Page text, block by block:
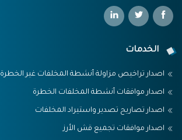
الخدمات
اصدار تراخيص مزاولة أنشطة المخلفات غير الخطرة
اصدار موافقات أنشطة المخلفات الخطرة
اصدار تصاريح تصدير واستيراد المخلفات
اصدار موافقات تجميع قش الأرز